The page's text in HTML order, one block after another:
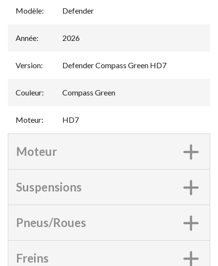
Modèle: Defender
Année: 2026
Version: Defender Compass Green HD7
Couleur: Compass Green
Moteur: HD7
Moteur
Suspensions
Pneus/Roues
Freins